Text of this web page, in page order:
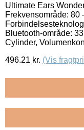
Ultimate Ears
Frekvensområde: 80
Bluetooth-område:
Cylinder,
496.21 kr. (Vis